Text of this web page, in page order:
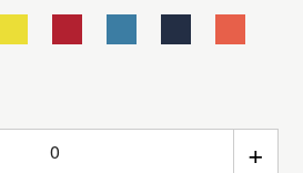
+